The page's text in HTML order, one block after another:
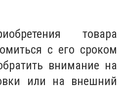
товара
с его сроком
внимание на
или на внешний